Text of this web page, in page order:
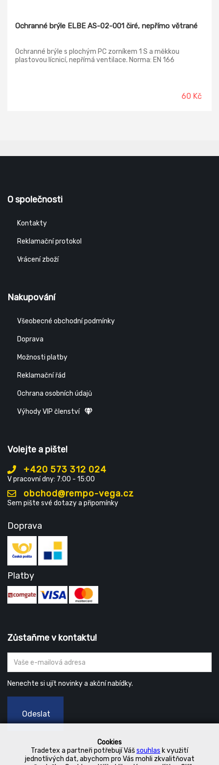
Cookies
Tradetex a partneři potřebují Vášsouhlas k využití
jednotlivých dat, abychom pro Vás mohli zkvalitňovat
Ochranné brýle ELBE AS-02-001 čiré, nepřímo větrané
Ochranné brýle s plochým PC zorníkem 1 S a měkkou
plastovou lícnicí, nepřímá ventilace. Norma: EN 166
60 Kč
O společnosti
Kontakty
Reklamační protokol
Vrácení zboží
Nakupování
Všeobecné obchodní podmínky
Doprava
Možnosti platby
Reklamační řád
Ochrana osobních údajů
Výhody VIP členství
Volejte a pište!
+420 573 312 024
V pracovní dny: 7:00 - 15:00
obchod@rempo-vega.cz
Sem pište své dotazy a připomínky
Doprava
Platby
Zůstaňme v kontaktu!
Nenechte si ujít novinky a akční nabídky.
Odeslat